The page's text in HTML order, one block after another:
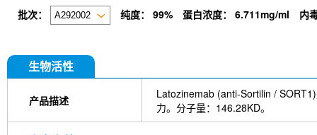
批次： 纯度： 99% 蛋白浓度： 6.711mg/ml 内
生物活性
产品描述
Latozinemab (anti-Sortilin /
力。分子量：146.28KD。